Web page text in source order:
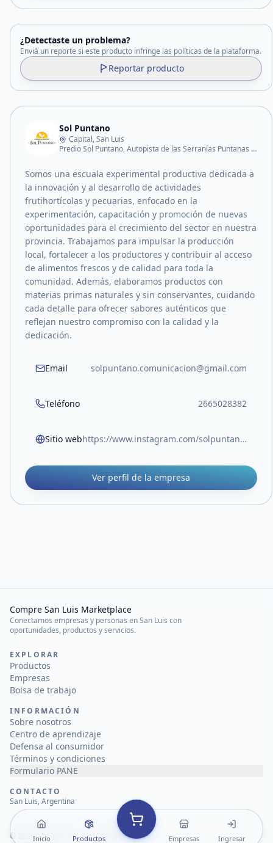
¿Detectaste un problema?
Enviá un reporte si este producto infringe las políticas de la plataforma.
Reportar producto
Sol Puntano
Capital, San Luis
Predio Sol Puntano, Autopista de las Serranías Puntanas – Km 797,3.
Somos una escuala experimental productiva dedicada a
la innovación y al desarrollo de actividades
frutihortícolas y pecuarias, enfocado en la
experimentación, capacitación y promoción de nuevas
oportunidades para el crecimiento del sector en nuestra
provincia. Trabajamos para impulsar la producción
local, fortalecer a los productores y contribuir al acceso
de alimentos frescos y de calidad para toda la
comunidad. Además, elaboramos productos con
materias primas naturales y sin conservantes, cuidando
cada detalle para ofrecer sabores auténticos que
reflejan nuestro compromiso con la calidad y la
dedicación.
Email solpuntano.comunicacion@gmail.com
Teléfono 2665028382
Sitio web https://www.instagram.com/solpuntano?igsh=YmRscmxpandlcTRm
Ver perfil de la empresa
Inicio Productos Empresas Ingresar
Compre San Luis Marketplace
Conectamos empresas y personas en San Luis con
oportunidades, productos y servicios.
EXPLORAR
Productos
Empresas
Bolsa de trabajo
INFORMACIÓN
Sobre nosotros
Centro de aprendizaje
Defensa al consumidor
Términos y condiciones
Formulario PANE
CONTACTO
San Luis, Argentina
© 2026Compre San Luis Marketplace